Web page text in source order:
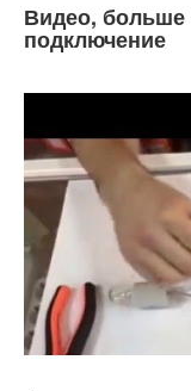
Видео, больше
подключение